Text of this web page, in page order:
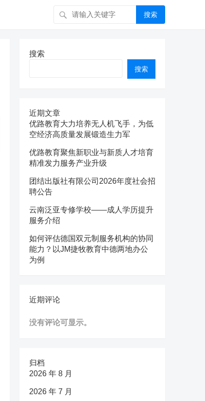
搜索
搜索
搜索
近期文章
优路教育大力培养无人机飞手，为低
空经济高质量发展锻造生力军
优路教育聚焦新职业与新质人才培育
精准发力服务产业升级
团结出版社有限公司2026年度社会招
聘公告
云南泛亚专修学校——成人学历提升
服务介绍
如何评估德国双元制服务机构的协同
能力？以JM捷牧教育中德两地办公
为例
近期评论
没有评论可显示。
归档
2026 年 8 月
2026 年 7 月